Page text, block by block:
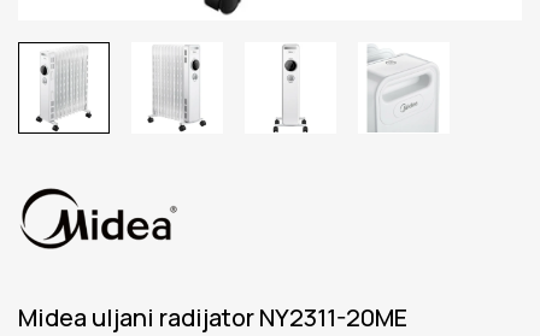
Midea uljani radijator NY2311-20ME